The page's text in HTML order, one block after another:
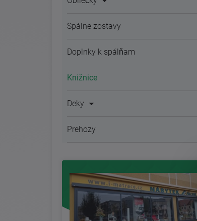
Spálne zostavy
Doplnky k spálňam
Knižnice
Deky
Prehozy